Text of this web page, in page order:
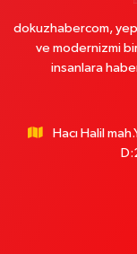
dokuzhabercom,
ve modernizmi
insanlara
Hacı Halil